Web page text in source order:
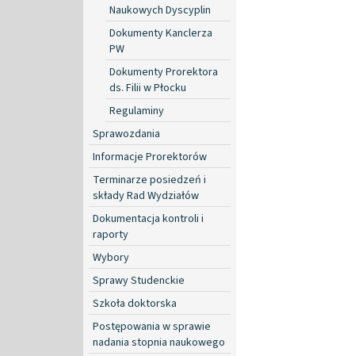
Naukowych Dyscyplin
Dokumenty Kanclerza
PW
Dokumenty Prorektora
ds. Filii w Płocku
Regulaminy
Sprawozdania
Informacje Prorektorów
Terminarze posiedzeń i
składy Rad Wydziałów
Dokumentacja kontroli i
raporty
Wybory
Sprawy Studenckie
Szkoła doktorska
Postępowania w sprawie
nadania stopnia naukowego